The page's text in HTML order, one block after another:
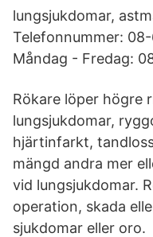
lungsjukdomar,
Telefonnummer:
Måndag - Fredag:
Rökare löper högre
lungsjukdomar,
hjärtinfarkt,
mängd andra mer
vid lungsjukdomar.
operation, skada
sjukdomar eller oro.